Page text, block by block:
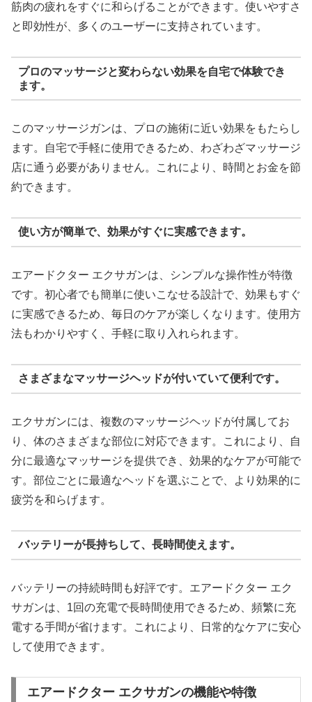
筋肉の疲れをすぐに和らげることができます。使いやすさ
と即効性が、多くのユーザーに支持されています。
プロのマッサージと変わらない効果を自宅で体験でき
ます。
このマッサージガンは、プロの施術に近い効果をもたらし
ます。自宅で手軽に使用できるため、わざわざマッサージ
店に通う必要がありません。これにより、時間とお金を節
約できます。
使い方が簡単で、効果がすぐに実感できます。
エアードクター エクサガンは、シンプルな操作性が特徴
です。初心者でも簡単に使いこなせる設計で、効果もすぐ
に実感できるため、毎日のケアが楽しくなります。使用方
法もわかりやすく、手軽に取り入れられます。
さまざまなマッサージヘッドが付いていて便利です。
エクサガンには、複数のマッサージヘッドが付属してお
り、体のさまざまな部位に対応できます。これにより、自
分に最適なマッサージを提供でき、効果的なケアが可能で
す。部位ごとに最適なヘッドを選ぶことで、より効果的に
疲労を和らげます。
バッテリーが長持ちして、長時間使えます。
バッテリーの持続時間も好評です。エアードクター エク
サガンは、1回の充電で長時間使用できるため、頻繁に充
電する手間が省けます。これにより、日常的なケアに安心
して使用できます。
エアードクター エクサガンの機能や特徴